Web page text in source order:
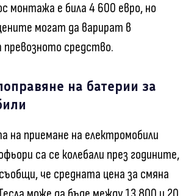
монтажа е била 4 600 евро, но
могат да варират в
средство.
на батерии за
на приемане на електромобили
са се колебали през годините,
че средната цена за смяна